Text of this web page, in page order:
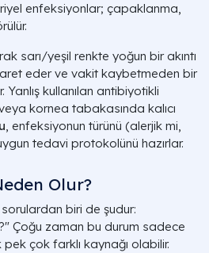
enfeksiyonlar; çapaklanma,
sarı/yeşil renkte yoğun bir akıntı
eder ve vakit kaybetmeden bir
Yanlış kullanılan antibiyotikli
kornea tabakasında kalıcı
, enfeksiyonun türünü (alerjik mi,
tedavi protokolünü hazırlar.
Olur?
biri de şudur:
?" Çoğu zaman bu durum sadece
çok farklı kaynağı olabilir.